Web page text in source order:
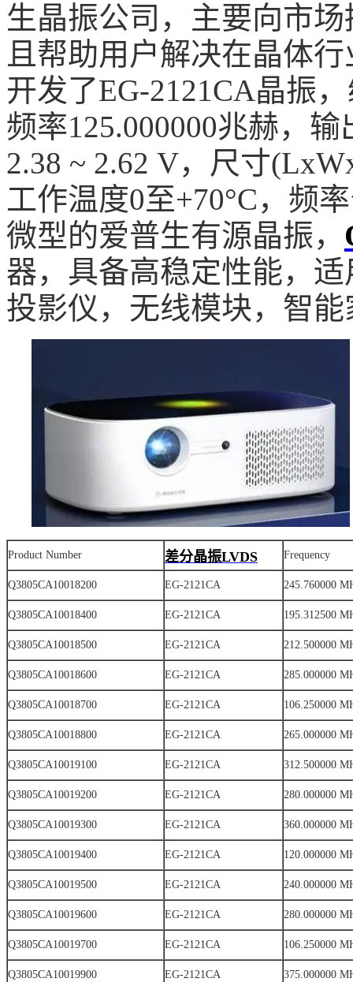
生晶振公司，主要向市
且帮助用户解决在晶体
开发了EG-2121CA晶振
频率125.000000兆赫，
2.38 ~ 2.62 V，尺寸
工作温度0至+70°C，频
微型的爱普生有源晶振，
器，具备高稳定性能，
投影仪，无线模块，智
Product Number 差分晶振LVDS Frequency
Q3805CA10018200 EG-2121CA 245.760000
Q3805CA10018400 EG-2121CA 195.312500
Q3805CA10018500 EG-2121CA 212.500000
Q3805CA10018600 EG-2121CA 285.000000
Q3805CA10018700 EG-2121CA 106.250000
Q3805CA10018800 EG-2121CA 265.000000
Q3805CA10019100 EG-2121CA 312.500000
Q3805CA10019200 EG-2121CA 280.000000
Q3805CA10019300 EG-2121CA 360.000000
Q3805CA10019400 EG-2121CA 120.000000
Q3805CA10019500 EG-2121CA 240.000000
Q3805CA10019600 EG-2121CA 280.000000
Q3805CA10019700 EG-2121CA 106.250000
Q3805CA10019900 EG-2121CA 375.000000